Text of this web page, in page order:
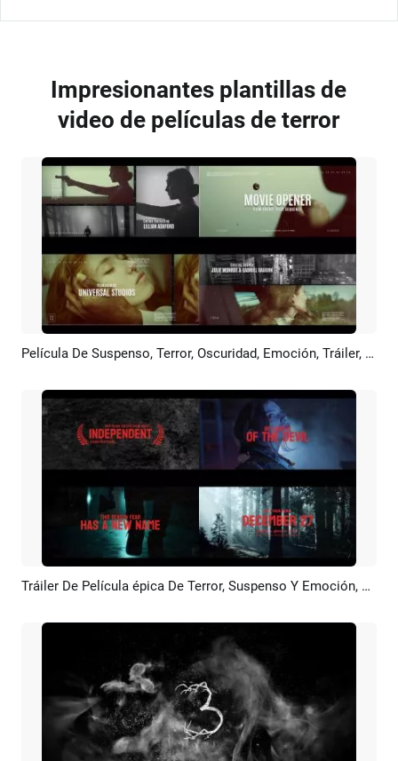
Impresionantes plantillas de
video de películas de terror
Previsualizar Crear IA Película De Suspenso, Terror, Oscuridad, Emoción, Tráiler, Apertura, Créditos Y Presentación
Previsualizar Crear IA Tráiler De Película épica De Terror, Suspenso Y Emoción, Créditos, Presentación De Diapositivas